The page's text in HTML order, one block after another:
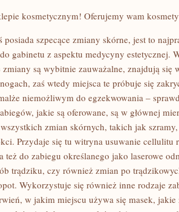
kosmetycznym! Oferujemy wam
posiada szpecące zmiany skórne, jest to
gabinetu z aspektu medycyny estetycznej.
są wybitnie zauważalne, znajdują się
zaś wtedy miejsca te próbuje się
niemożliwym do egzekwowania –
jakie są oferowane, są w głównej
zmian skórnych, takich jak
Przydaje się tu witryna usuwanie cellulitu
też do zabiegu określanego jako laserowe
trądziku, czy również zmian po
Wykorzystuje się również inne rodzaje
w jakim miejscu używa się masek,